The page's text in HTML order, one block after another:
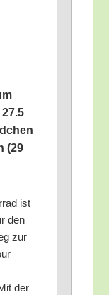
(29
ist
den
zur
der